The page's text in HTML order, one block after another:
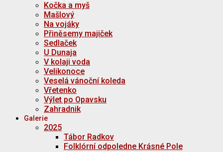
Kočka a myš
Mašlový
Na vojáky
Přiněsemy majiček
Sedlaček
U Dunaja
V kolaji voda
Velikonoce
Veselá vánoční koleda
Vřetenko
Výlet po Opavsku
Zahradnik
Galerie
2025
Tábor Radkov
Folklórní odpoledne Krásné Pole